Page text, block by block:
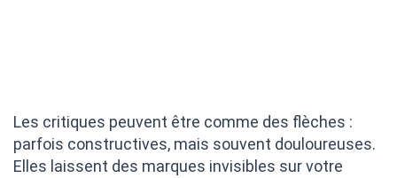
Les critiques peuvent être comme des flèches :
parfois constructives, mais souvent douloureuses.
Elles laissent des marques invisibles sur votre